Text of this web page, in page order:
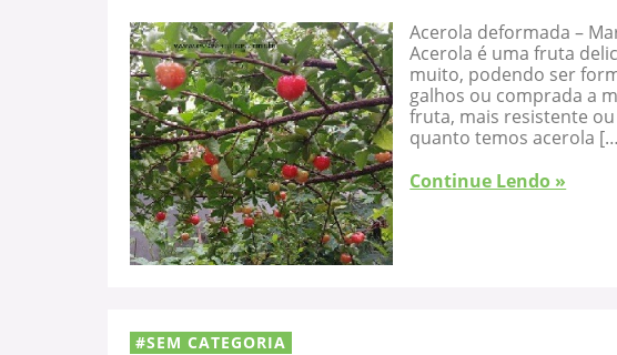
Acerola deformada –
Acerola é uma fruta
muito, podendo ser
galhos ou comprada a
fruta, mais resistente
quanto temos acerola
Continue Lendo »
SEM CATEGORIA